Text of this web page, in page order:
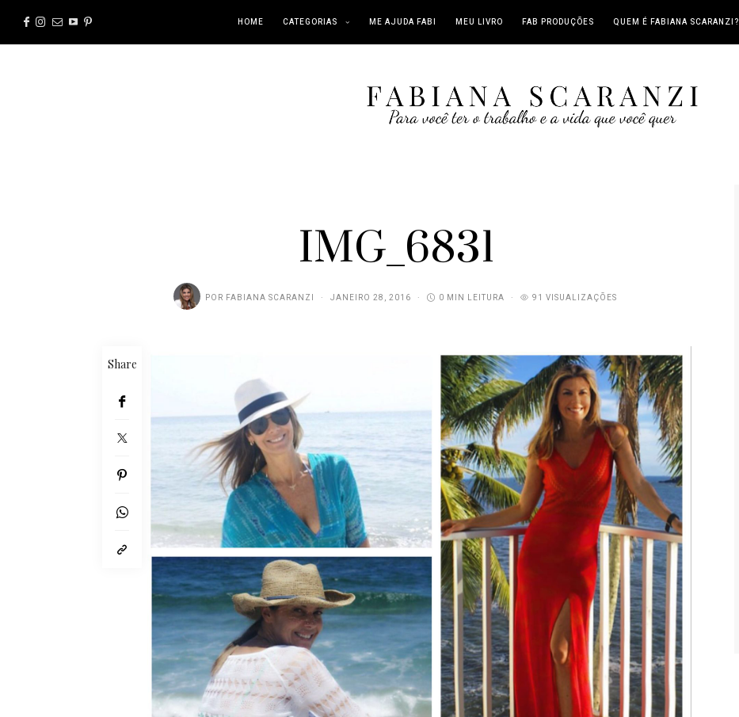
HOME CATEGORIAS ME AJUDA FABI MEU LIVRO FAB PRODUÇÕES QUEM É FABIANA SCARANZI?
IMG_6831
POR FABIANA SCARANZI JANEIRO 28, 2016 0 MIN LEITURA 91 VISUALIZAÇÕES
Share